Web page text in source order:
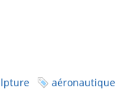
aéronautique